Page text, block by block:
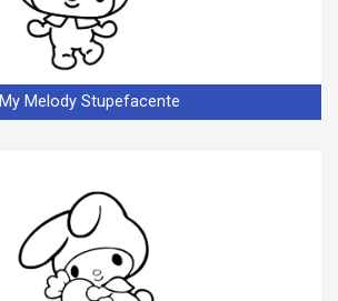
My Melody Stupefacente